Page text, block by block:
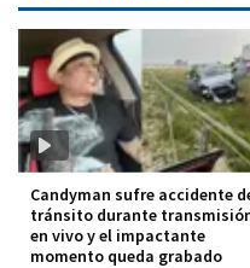
Candyman sufre accidente
tránsito durante
en vivo y el impactante
momento queda grabado